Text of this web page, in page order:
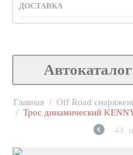
ДОСТАВКА
Автокаталог
Главная / Off Road
/ Трос динамический
44